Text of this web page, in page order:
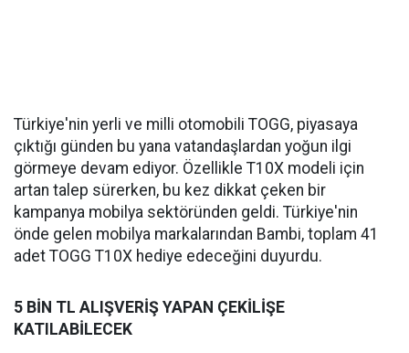
Türkiye'nin yerli ve milli otomobili TOGG, piyasaya
çıktığı günden bu yana vatandaşlardan yoğun ilgi
görmeye devam ediyor. Özellikle T10X modeli için
artan talep sürerken, bu kez dikkat çeken bir
kampanya mobilya sektöründen geldi. Türkiye'nin
önde gelen mobilya markalarından Bambi, toplam 41
adet TOGG T10X hediye edeceğini duyurdu.
5 BİN TL ALIŞVERİŞ YAPAN ÇEKİLİŞE
KATILABİLECEK